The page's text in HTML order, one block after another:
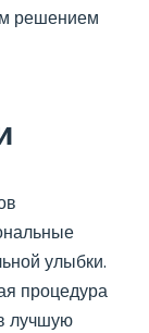
решением
улыбки.
процедура
лучшую